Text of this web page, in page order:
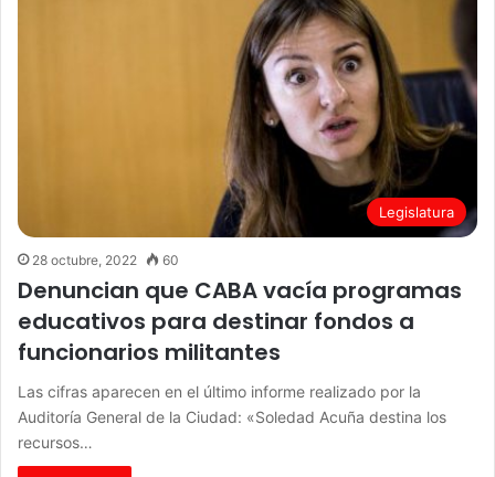
Legislatura
28 octubre, 2022 60
Denuncian que CABA vacía programas
educativos para destinar fondos a
funcionarios militantes
Las cifras aparecen en el último informe realizado por la
Auditoría General de la Ciudad: «Soledad Acuña destina los
recursos…